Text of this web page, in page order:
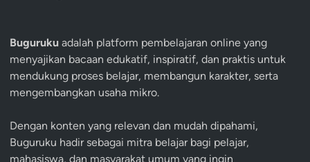
Buguruku adalah platform pembelajaran online yang
menyajikan bacaan edukatif, inspiratif, dan praktis untuk
mendukung proses belajar, membangun karakter, serta
mengembangkan usaha mikro.
Dengan konten yang relevan dan mudah dipahami,
Buguruku hadir sebagai mitra belajar bagi pelajar,
mahasiswa, dan masyarakat umum yang ingin